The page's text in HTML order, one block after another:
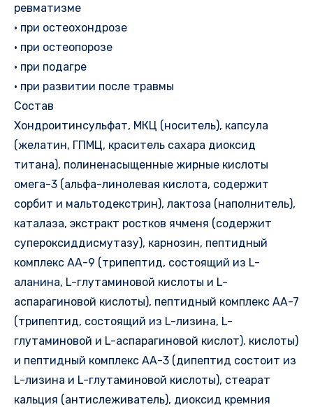
ревматизме
• при остеохондрозе
• при остеопорозе
• при подагре
• при развитии после травмы
Состав
Хондроитинсульфат, МКЦ (носитель), капсула
(желатин, ГПМЦ, краситель сахара диоксид
титана), полиненасыщенные жирные кислоты
омега-3 (альфа-линолевая кислота, содержит
сорбит и мальтодекстрин), лактоза (наполнитель),
каталаза, экстракт ростков ячменя (содержит
супероксиддисмутазу), карнозин, пептидный
комплекс АА-9 (трипептид, состоящий из L-
аланина, L-глутаминовой кислоты и L-
аспарагиновой кислоты), пептидный комплекс АА-7
(трипептид, состоящий из L-лизина, L-
глутаминовой и L-аспарагиновой кислот). кислоты)
и пептидный комплекс АА-3 (дипептид состоит из
L-лизина и L-глутаминовой кислоты), стеарат
кальция (антислеживатель), диоксид кремния